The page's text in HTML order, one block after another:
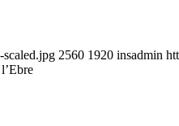
2560 1920 insadmin